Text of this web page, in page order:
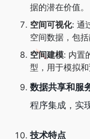
据的潜在价值。
空间可视化: 通
空间数据，包
空间建模: 内置
型，用于模拟和
数据共享和服
程序集成，实
技术特点